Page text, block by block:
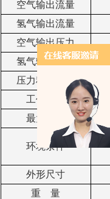
空气输出流量
氢气输出流量
空气输出压力
氢气输出压力
压力稳定精度
工作电源
最大功率
环境条件
外形尺寸
重
量